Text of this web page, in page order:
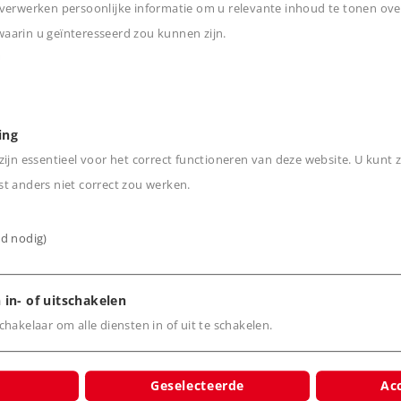
deze uitvoering ook (Art.Nr.: 16825)
Serie 218
persoonlijke informatie om u relevante inhoud te tonen
u geïnteresseerd zou kunnen zijn.
essentieel voor het correct functioneren van deze website. U kunt
anders niet correct zou werken.
nodig)
in- of uitschakelen
om alle diensten in of uit te schakelen.
Geselecteerde